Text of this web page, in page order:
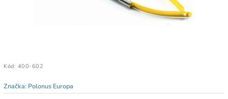
Kód: 400-602
Značka: Polonus Europa